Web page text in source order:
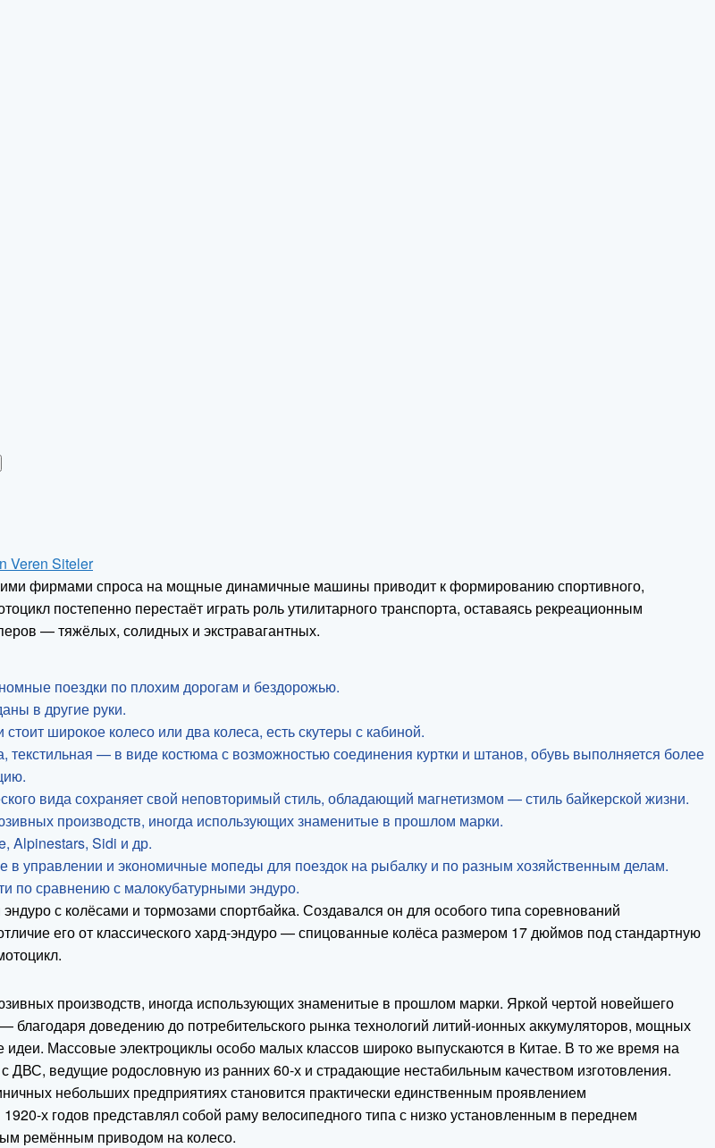
Veren Siteler
фирмами спроса на мощные динамичные машины приводит к формированию спортивного,
постепенно перестаёт играть роль утилитарного транспорта, оставаясь рекреационным
— тяжёлых, солидных и экстравагантных.
поездки по плохим дорогам и бездорожью.
в другие руки.
широкое колесо или два колеса, есть скутеры с кабиной.
— в виде костюма с возможностью соединения куртки и штанов, обувь выполняется более
вида сохраняет свой неповторимый стиль, обладающий магнетизмом — стиль байкерской жизни.
производств, иногда использующих знаменитые в прошлом марки.
Alpinestars, Sidi и др.
управлении и экономичные мопеды для поездок на рыбалку и по разным хозяйственным делам.
по сравнению с малокубатурными эндуро.
с колёсами и тормозами спортбайка. Создавался он для особого типа соревнований
его от классического хард-эндуро — спицованные колёса размером 17 дюймов под стандартную
производств, иногда использующих знаменитые в прошлом марки. Яркой чертой новейшего
благодаря доведению до потребительского рынка технологий литий-ионных аккумуляторов, мощных
идеи. Массовые электроциклы особо малых классов широко выпускаются в Китае. В то же время на
ДВС, ведущие родословную из ранних 60-х и страдающие нестабильным качеством изготовления.
небольших предприятиях становится практически единственным проявлением
х годов представлял собой раму велосипедного типа с низко установленным в переднем
ремённым приводом на колесо.